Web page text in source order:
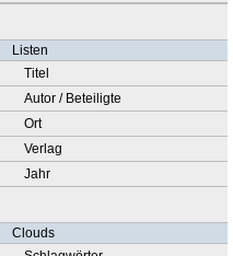
Listen
Titel
Autor / Beteiligte
Ort
Verlag
Jahr
Clouds